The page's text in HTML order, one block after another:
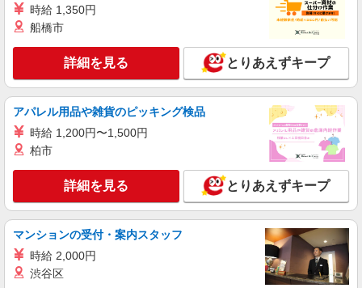
キープ 詳細を見る
派遣社員
株式会社kotrio /●KB-H-1696646
サ高住職員＊残業しているようじゃダメか、定
時給1550円〜2187円 ＜日払い有/週払い有/交
通費全支給(ガソリン代含む)＞
加東市 ≪最寄り駅≫滝野
キープ 詳細を見る
派遣社員
時給 1,350円
船橋市
詳細を見る とりあえずキープ
アパレル用品や雑貨のピッキング検品
時給 1,200円〜1,500円
柏市
詳細を見る とりあえずキープ
マンションの受付・案内スタッフ
時給 2,000円
渋谷区